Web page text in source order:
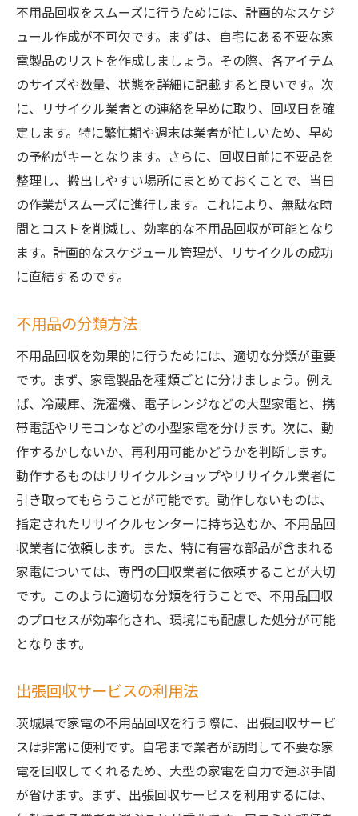
不用品回収をスムーズに行うためには、計画的なスケジ
ュール作成が不可欠です。まずは、自宅にある不要な家
電製品のリストを作成しましょう。その際、各アイテム
のサイズや数量、状態を詳細に記載すると良いです。次
に、リサイクル業者との連絡を早めに取り、回収日を確
定します。特に繁忙期や週末は業者が忙しいため、早め
の予約がキーとなります。さらに、回収日前に不要品を
整理し、搬出しやすい場所にまとめておくことで、当日
の作業がスムーズに進行します。これにより、無駄な時
間とコストを削減し、効率的な不用品回収が可能となり
ます。計画的なスケジュール管理が、リサイクルの成功
に直結するのです。
不用品の分類方法
不用品回収を効果的に行うためには、適切な分類が重要
です。まず、家電製品を種類ごとに分けましょう。例え
ば、冷蔵庫、洗濯機、電子レンジなどの大型家電と、携
帯電話やリモコンなどの小型家電を分けます。次に、動
作するかしないか、再利用可能かどうかを判断します。
動作するものはリサイクルショップやリサイクル業者に
引き取ってもらうことが可能です。動作しないものは、
指定されたリサイクルセンターに持ち込むか、不用品回
収業者に依頼します。また、特に有害な部品が含まれる
家電については、専門の回収業者に依頼することが大切
です。このように適切な分類を行うことで、不用品回収
のプロセスが効率化され、環境にも配慮した処分が可能
となります。
出張回収サービスの利用法
茨城県で家電の不用品回収を行う際に、出張回収サービ
スは非常に便利です。自宅まで業者が訪問して不要な家
電を回収してくれるため、大型の家電を自力で運ぶ手間
が省けます。まず、出張回収サービスを利用するには、